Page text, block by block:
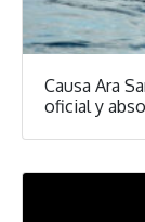
Causa Ara
oficial y